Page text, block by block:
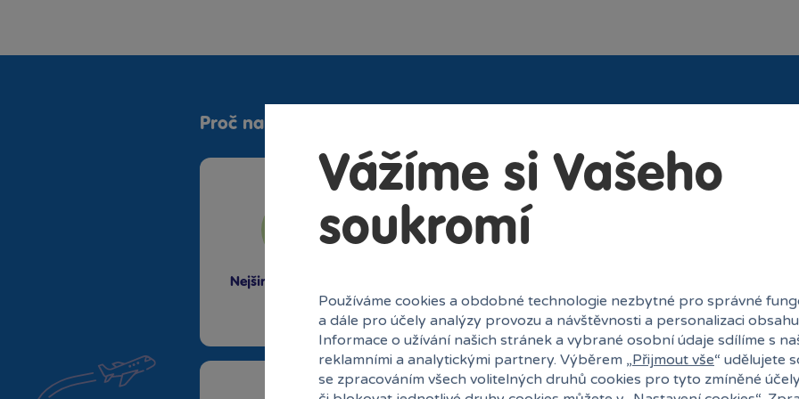
Proč nakupovat v Bambuli?
Nejširší sortiment na
Speciální
Exkluzivní
Překvapení
Vážíme si Vašeho
soukromí
Používáme cookies a obdobné technologie nezbytné pro správné
a dále pro účely analýzy provozu a návštěvnosti a personalizaci
Informace o užívání našich stránek a vybrané osobní údaje sdílíme s
reklamními a analytickými partnery. Výběrem „Přijmout vše“ udělujete
se zpracováním všech volitelných druhů cookies pro tyto zmíněné